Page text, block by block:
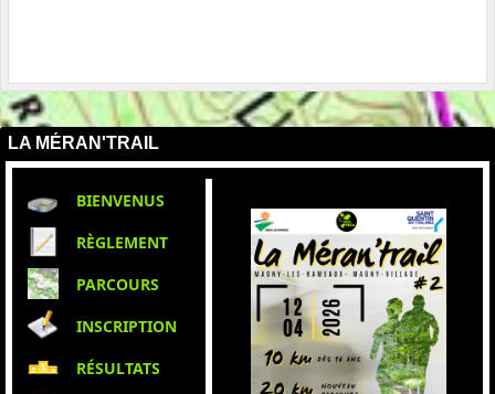
LA MÉRAN'TRAIL
BIENVENUS
RÈGLEMENT
PARCOURS
INSCRIPTION
RÉSULTATS